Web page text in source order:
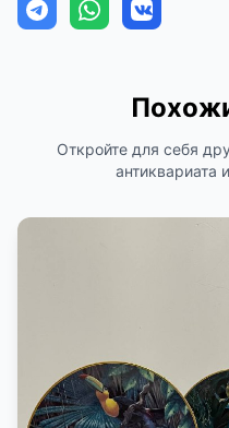
Откройте для себя
антиквариата